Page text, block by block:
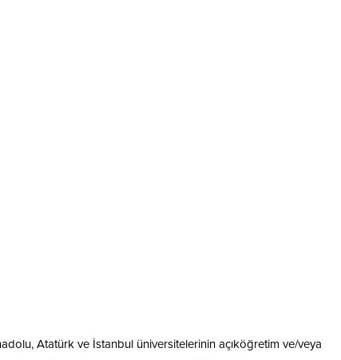
Atatürk ve İstanbul üniversitelerinin açıköğretim ve/veya